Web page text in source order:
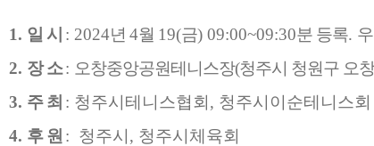
1. 일 시 : 2024년 4월 19(금) 09:00~09:30분 등록.
2. 장 소: 오창중앙공원테니스장(청주시 청원구 오
3. 주 최 : 청주시테니스협회, 청주시이순테니스회
4. 후 원 : 청주시, 청주시체육회